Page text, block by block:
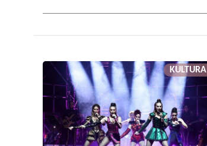
KULTURA